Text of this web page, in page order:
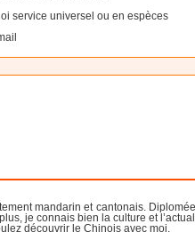
service universel ou en espèces
mandarin et cantonais.
je connais bien la culture et
découvrir le Chinois avec moi.